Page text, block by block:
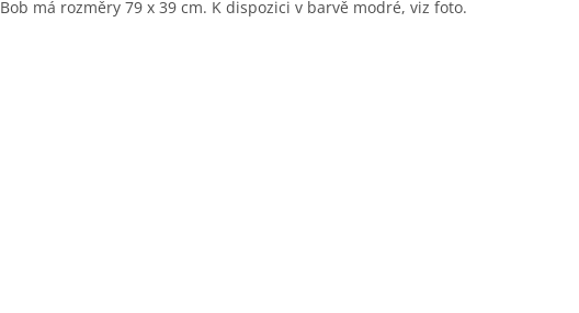
Bob má rozměry 79 x 39 cm. K dispozici v barvě modré, viz foto.